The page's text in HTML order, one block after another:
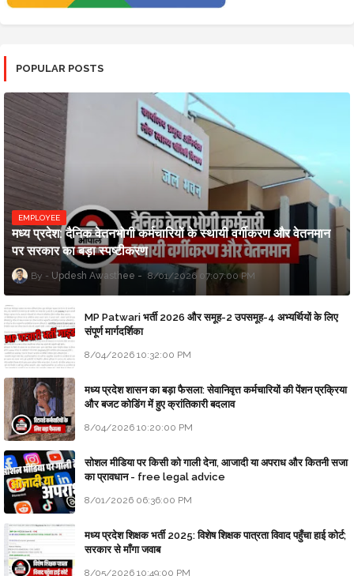
POPULAR POSTS
EMPLOYEE
मध्य प्रदेश: दैनिक वेतनभोगी कर्मचारियों के स्थायी वर्गीकरण और वेतनमान
पर सरकार का बड़ा स्पष्टीकरण
Updesh Awasthee 8/01/2026 07:07:00 PM
MP Patwari भर्ती 2026 और समूह-2 उपसमूह-4 अभ्यर्थियों के लिए
संपूर्ण मार्गदर्शिका
8/04/2026 10:32:00 PM
मध्य प्रदेश शासन का बड़ा फैसला: सेवानिवृत्त कर्मचारियों की पेंशन प्रक्रिया
और बजट कोडिंग में हुए क्रांतिकारी बदलाव
8/04/2026 10:20:00 PM
सोशल मीडिया पर किसी को गाली देना, आजादी या अपराध और कितनी सजा
का प्रावधान - free legal advice
8/01/2026 06:36:00 PM
मध्य प्रदेश शिक्षक भर्ती 2025: विशेष शिक्षक पात्रता विवाद पहुँचा हाई कोर्ट;
सरकार से माँगा जवाब
8/05/2026 10:49:00 PM